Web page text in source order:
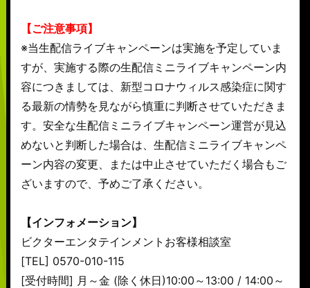
【ご注意事項】
※当生配信ライブキャンペーンは実施を予定していま
すが、実施する際の生配信ミニライブキャンペーン内
容につきましては、新型コロナウィルス感染症に関す
る最新の情勢を見ながら慎重に判断させていただきま
す。安全な生配信ミニライブキャンペーン運営が見込
めないと判断した場合は、生配信ミニライブキャンペ
ーン内容の変更、または中止させていただく場合もご
ざいますので、予めご了承ください。
【インフォメーション】
ビクターエンタテインメントお客様相談室
[TEL] 0570-010-115
[受付時間] 月～金 (除く休日)10:00～13:00 / 14:00～